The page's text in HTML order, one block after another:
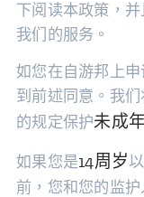
下阅读本政策，
我们的服务。
如您在自游邦上
到前述同意。我
的规定保护未成
如果您是14周岁
前，您和您的监